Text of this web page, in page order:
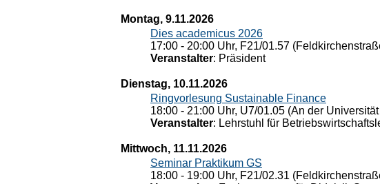
Montag, 9.11.2026
Dies academicus 2026
17:00 - 20:00 Uhr, F21/01.57
Veranstalter: Präsident
Dienstag, 10.11.2026
Ringvorlesung Sustainable Finance
18:00 - 21:00 Uhr, U7/01.05 (An der
Veranstalter: Lehrstuhl für
Mittwoch, 11.11.2026
Seminar Praktikum GS
18:00 - 19:00 Uhr, F21/02.31